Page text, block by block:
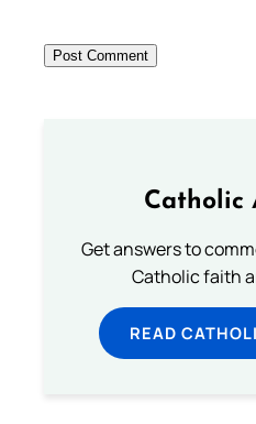
Catholic
Get answers to
Catholic faith
READ